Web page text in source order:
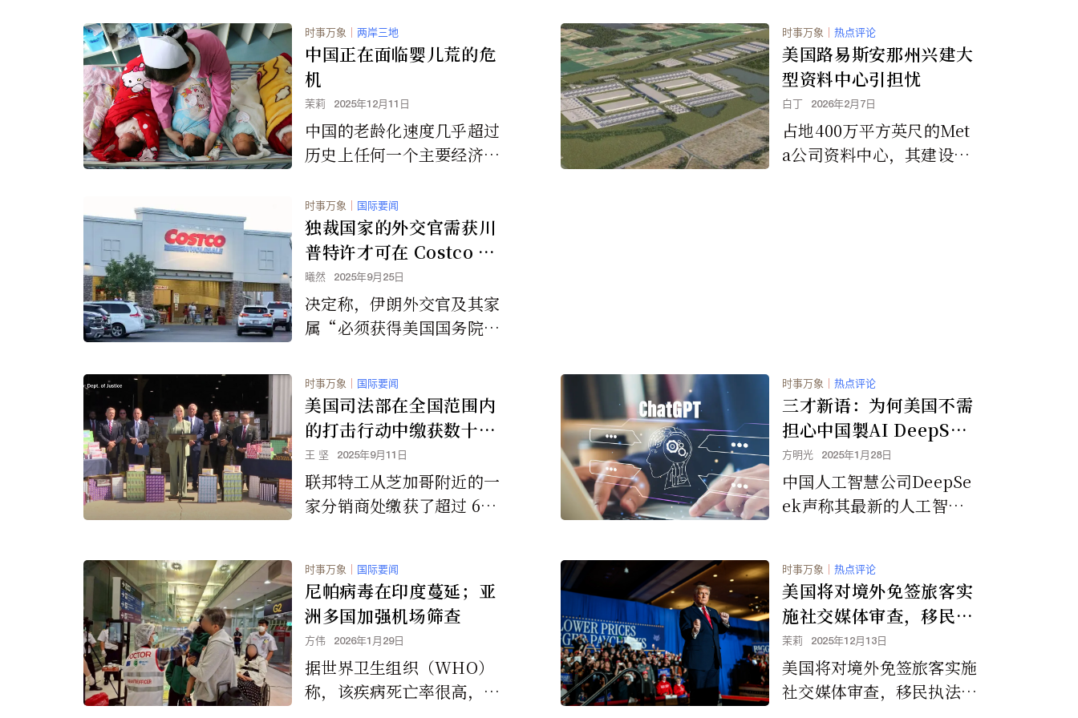
时事万象 ｜ 两岸三地
中国正在面临婴儿荒的危
机
茉莉 2025年12月11日
中国的老龄化速度几乎超过
历史上任何一个主要经济
2040年，中国28%的人口
将超过60岁。人口金字塔
已经变成了一个柱状结构。
时事万象 ｜ 热点评论
美国路易斯安那州兴建大
型资料中心引担忧
白丁 2026年2月7日
占地400万平方英尺的Met
a公司资料中心，其建设正
时事万象 ｜ 国际要闻
独裁国家的外交官需获川
普特许才可在 Costco 购
物
曦然 2025年9月25日
决定称，伊朗外交官及其家
属“必须获得美国国务院的
式保留美国任何批发俱乐部
商店的会员资格，包括但不
限于好市多 (Costco)、山
姆会员商店 (Sam’s Clu
b) 或 BJ’s 批发俱乐部，
以及通过任何方式从这些批
发俱乐部商店购买商品。”
时事万象 ｜ 国际要闻
美国司法部在全国范围内
的打击行动中缴获数十万
支从中国走私的非法电子
烟
王 坚 2025年9月11日
联邦特工从芝加哥附近的一
家分销商处缴获了超过 60
烟。这些产品大多采用鲜艳
的包装和吸引年轻人的口
味，是从中国非法进口的，
并且未经 FDA 上市前授
权。
时事万象 ｜ 热点评论
三才新语：为何美国不需
担心中国製AI DeepSee
k？
方明光 2025年1月28日
中国人工智慧公司DeepSe
ek声称其最新的人工智慧
相当。然而，我们真的需要
担心吗？
时事万象 ｜ 国际要闻
尼帕病毒在印度蔓延；亚
洲多国加强机场筛查
方伟 2026年1月29日
据世界卫生组织（WHO）
称，该疾病死亡率很高，介
时事万象 ｜ 热点评论
美国将对境外免签旅客实
施社交媒体审查，移民执
法力度加大
茉莉 2025年12月13日
美国将对境外免签旅客实施
社交媒体审查，移民执法力